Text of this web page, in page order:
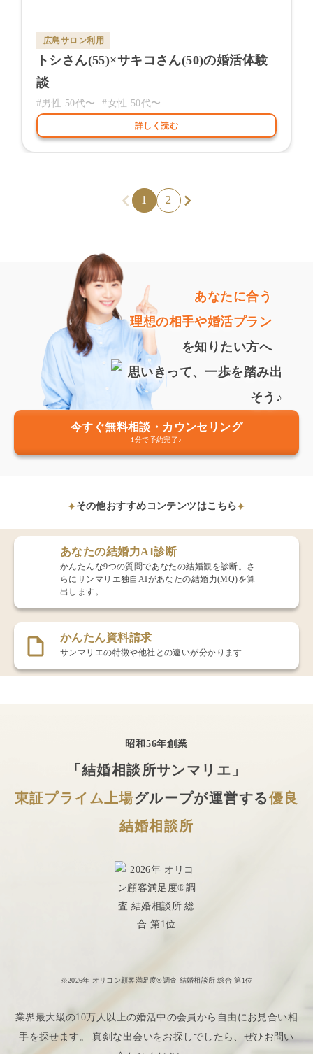
広島サロン利用
トシさん(55)×サキコ さん(50)の婚活体験
談
#男性 50代〜 #女性 50代〜
詳しく読む
1 2
あなたに合う
理想の相手や婚活プラン
を知りたい方へ
今すぐ無料相談・カウンセリング
1分で予約完了♪
その他おすすめコンテンツはこちら
あなたの結婚力AI診断
かんたんな9つの質問であなたの結婚観を診断。さ
らにサンマリエ独自AIがあなたの結婚力(MQ)を算
出します。
かんたん資料請求
サンマリエの特徴や他社との違いが分かります
昭和56年創業
「結婚相談所サンマリエ」
東証プライム上場グループが運営する優良
結婚相談所
※2026年 オリコン顧客満足度®調査 結婚相談所 総合 第1位
業界最大級の10万人以上の婚活中の会員から自由にお見合い相
手を探せます。 真剣な出会いをお探しでしたら、ぜひお問い